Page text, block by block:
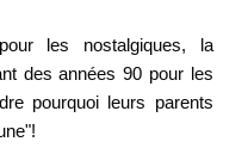
les nostalgiques, la
des années 90 pour les
pourquoi leurs parents